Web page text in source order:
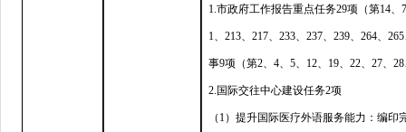
1.市政府工作报告重点任务29项（第14、
1、213、217、233、237、239、264、
事9项（第2、4、5、12、19、22、27、
2.国际交往中心建设任务2项
（1）提升国际医疗外语服务能力：编